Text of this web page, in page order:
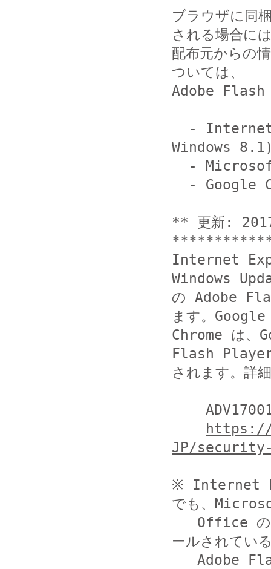
ブラウザに同
される場合に
配布元からの
ついては、
Adobe Flash
Windows
** 更新: 2017
Internet
Windows
の Adobe
ます。Google
Chrome は、
Flash
されます。詳
https://
JP/security-
※ Internet
でも、
ールされてい